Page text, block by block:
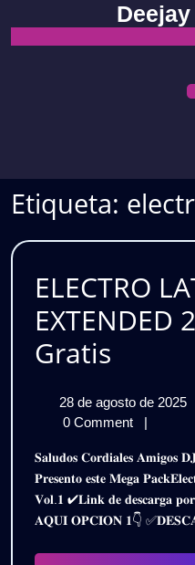
content
Etiqueta:
ELECTRO
EXTENDED
Gratis
2K25
–
VOL.1
|
28 de agosto de 2025
0 Comment
|
𝐒𝐚𝐥𝐮𝐝𝐨𝐬 𝐂𝐨𝐫𝐝𝐢𝐚𝐥𝐞𝐬 𝐀𝐦𝐢𝐠𝐨𝐬 𝐃𝐉𝐒 𝐝𝐞𝐥 𝐏𝐥𝐚𝐧𝐞𝐭𝐚 𝐞𝐧𝐭𝐞𝐫𝐨𝐀𝐪𝐮𝐢 𝐥𝐞𝐬
𝐏𝐫𝐞𝐬𝐞𝐧𝐭𝐨 𝐞𝐬𝐭𝐞 𝐌𝐞𝐠𝐚
𝐕𝐨𝐥.𝟏 ✔𝐋𝐢𝐧𝐤 𝐝𝐞 𝐝𝐞𝐬𝐜𝐚𝐫𝐠𝐚
𝐀𝐐𝐔𝐈 𝐎𝐏𝐂𝐈𝐎𝐍 𝟏👇